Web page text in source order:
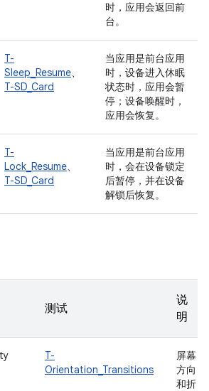
时，应用会返回前
台。
T-
Sleep_Resume、
T-SD_Card
当应用是前台应用
时，设备进入休眠
状态时，应用会暂
停；设备唤醒时，
应用会恢复。
T-
Lock_Resume、
T-SD_Card
当应用是前台应用
时，会在设备锁定
后暂停，并在设备
解锁后恢复。
测试
说
明
T-
Orientation_Transitions
屏幕
方向
和折